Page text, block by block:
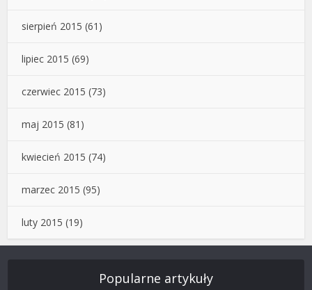
sierpień 2015 (61)
lipiec 2015 (69)
czerwiec 2015 (73)
maj 2015 (81)
kwiecień 2015 (74)
marzec 2015 (95)
luty 2015 (19)
Popularne artykuły